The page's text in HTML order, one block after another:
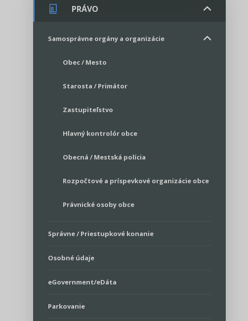
PRÁVO
Samosprávne orgány a organizácie
Obec / Mesto
Starosta / Primátor
Zastupiteľstvo
Hlavný kontrolór obce
Obecná / Mestská polícia
Rozpočtové a príspevkové organizácie obce
Právnické osoby obce
Správne / Priestupkové konanie
Osobné údaje
eGovernment/eDáta
Parkovanie